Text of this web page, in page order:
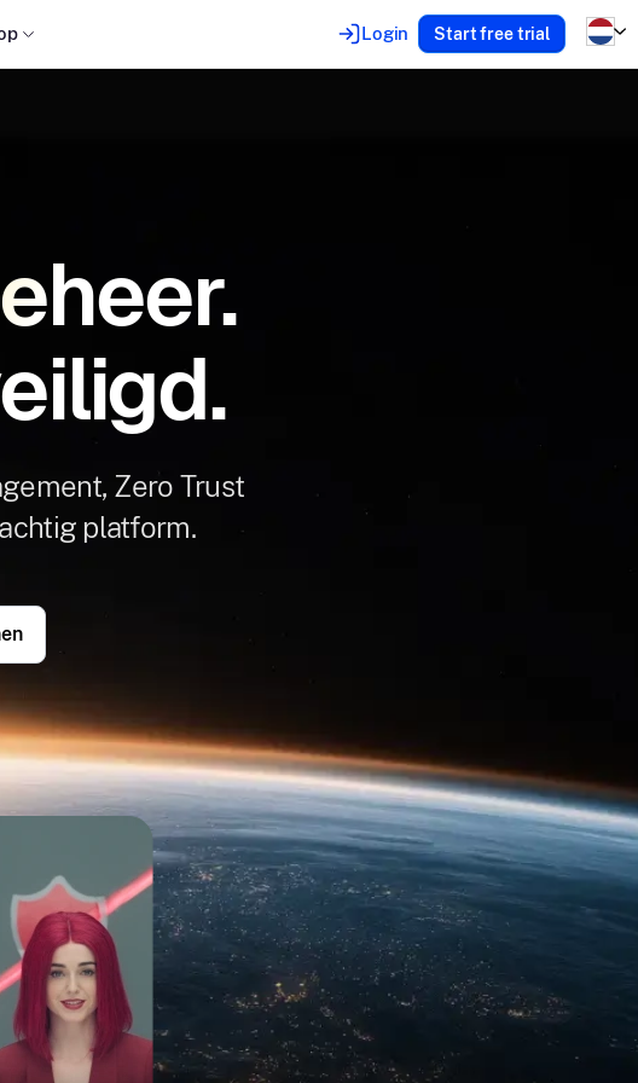
Login Start free trial
Zero Trust
platform.